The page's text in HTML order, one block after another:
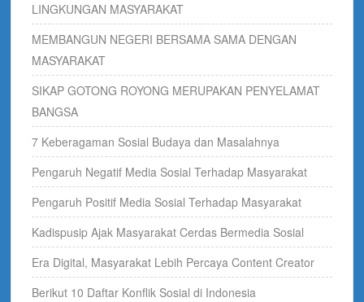
LINGKUNGAN MASYARAKAT
MEMBANGUN NEGERI BERSAMA SAMA DENGAN
MASYARAKAT
SIKAP GOTONG ROYONG MERUPAKAN PENYELAMAT
BANGSA
7 Keberagaman Sosial Budaya dan Masalahnya
Pengaruh Negatif Media Sosial Terhadap Masyarakat
Pengaruh Positif Media Sosial Terhadap Masyarakat
Kadispusip Ajak Masyarakat Cerdas Bermedia Sosial
Era Digital, Masyarakat Lebih Percaya Content Creator
Berikut 10 Daftar Konflik Sosial di Indonesia